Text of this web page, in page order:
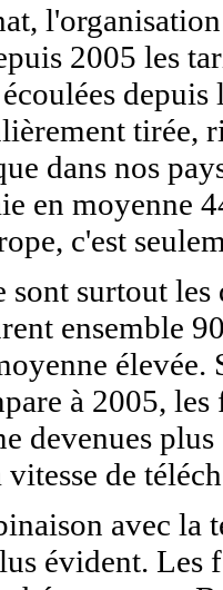
2005 les
tirée,
dans nos
en moyenne
c'est
sont surtout
ensemble
à 2005,
devenues
de
avec
évident. Les